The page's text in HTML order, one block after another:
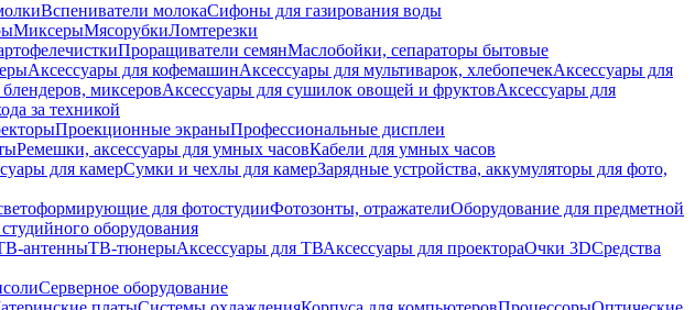
Вспениватели молокаСифоны для газирования воды
МиксерыМясорубкиЛомтерезки
Проращиватели семянМаслобойки, сепараторы бытовые
Аксессуары для кофемашинАксессуары для мультиварок, хлебопечекАксессуары для
миксеровАксессуары для сушилок овощей и фруктовАксессуары для
за техникой
Проекционные экраныПрофессиональные дисплеи
Ремешки, аксессуары для умных часовКабели для умных часов
для камерСумки и чехлы для камерЗарядные устройства, аккумуляторы для фото,
для фотостудииФотозонты, отражателиОборудование для предметной
оборудования
антенныТВ-тюнерыАксессуары для ТВАксессуары для проектораОчки 3DСредства
Серверное оборудование